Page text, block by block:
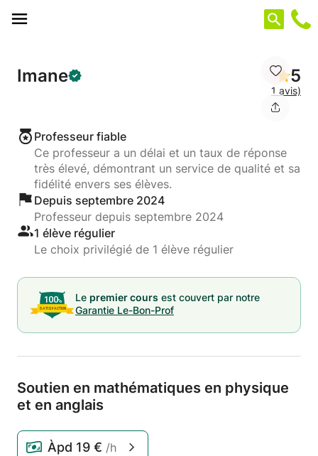
Imane 5
1 avis)
Professeur fiable
Ce professeur a un délai et un taux de réponse
très élevé, démontrant un service de qualité et sa
fidélité envers ses élèves.
Depuis septembre 2024
Professeur depuis septembre 2024
1 élève régulier
Le choix privilégié de 1 élève régulier
Le premier cours est couvert par notre
Garantie Le-Bon-Prof
Soutien en mathématiques en physique
et en anglais
Àpd 19 € /h